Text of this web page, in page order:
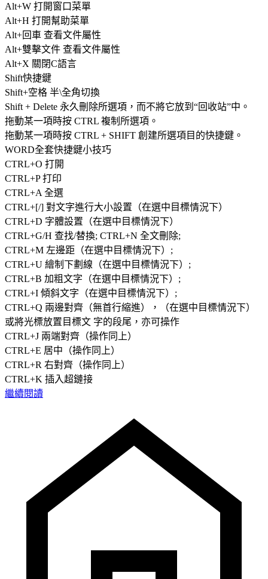
Alt+W 打開窗口菜單
Alt+H 打開幫助菜單
Alt+回車 查看文件屬性
Alt+雙擊文件 查看文件屬性
Alt+X 關閉C語言
Shift快捷鍵
Shift+空格 半\全角切換
Shift + Delete 永久刪除所選項，而不將它放到“回收站”中。
拖動某一項時按 CTRL 複制所選項。
拖動某一項時按 CTRL + SHIFT 創建所選項目的快捷鍵。
WORD全套快捷鍵小技巧
CTRL+O 打開
CTRL+P 打印
CTRL+A 全選
CTRL+[/] 對文字進行大小設置（在選中目標情況下）
CTRL+D 字體設置（在選中目標情況下）
CTRL+G/H 查找/替換; CTRL+N 全文刪除;
CTRL+M 左邊距（在選中目標情況下）;
CTRL+U 繪制下劃線（在選中目標情況下）;
CTRL+B 加粗文字（在選中目標情況下）;
CTRL+I 傾斜文字（在選中目標情況下）;
CTRL+Q 兩邊對齊（無首行縮進），（在選中目標情況下）
或將光標放置目標文 字的段尾，亦可操作
CTRL+J 兩端對齊（操作同上）
CTRL+E 居中（操作同上）
CTRL+R 右對齊（操作同上）
CTRL+K 插入超鏈接
繼續閱讀